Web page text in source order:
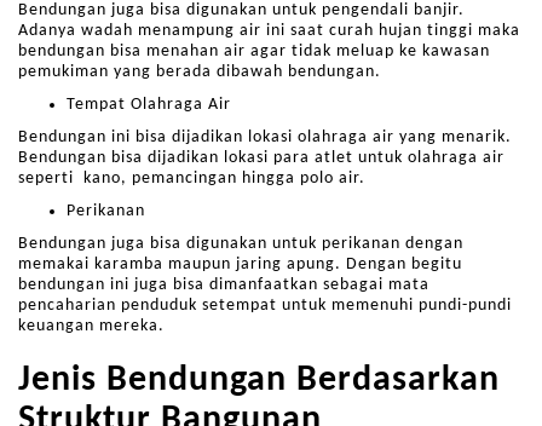
Bendungan juga bisa digunakan untuk pengendali banjir.
Adanya wadah menampung air ini saat curah hujan tinggi maka
bendungan bisa menahan air agar tidak meluap ke kawasan
pemukiman yang berada dibawah bendungan.
Tempat Olahraga Air
Bendungan ini bisa dijadikan lokasi olahraga air yang menarik.
Bendungan bisa dijadikan lokasi para atlet untuk olahraga air
seperti kano, pemancingan hingga polo air.
Perikanan
Bendungan juga bisa digunakan untuk perikanan dengan
memakai karamba maupun jaring apung. Dengan begitu
bendungan ini juga bisa dimanfaatkan sebagai mata
pencaharian penduduk setempat untuk memenuhi pundi-pundi
keuangan mereka.
Jenis Bendungan Berdasarkan